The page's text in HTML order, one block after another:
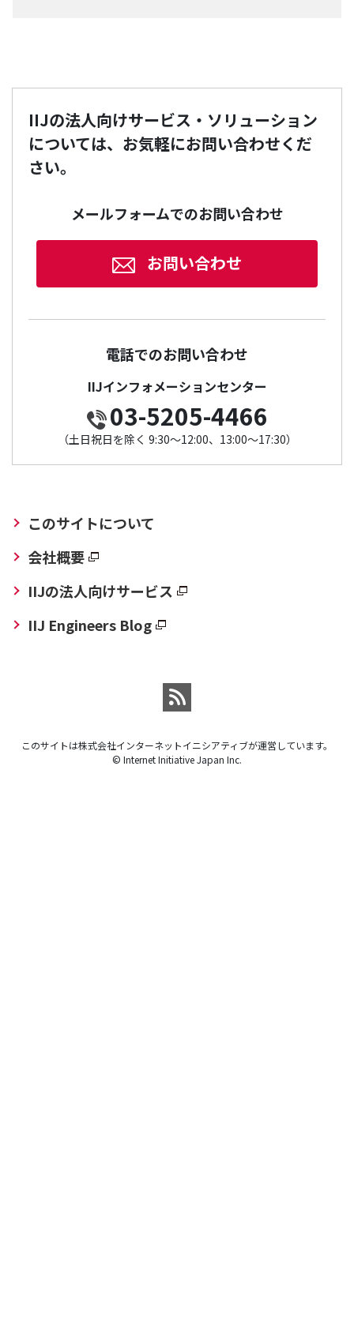
IIJの法人向けサービス・ソリューション
については、お気軽にお問い合わせくだ
さい。
メールフォームでのお問い合わせ
お問い合わせ
電話でのお問い合わせ
IIJインフォメーションセンター
03-5205-4466
（土日祝日を除く 9:30～12:00、13:00～17:30）
このサイトについて
会社概要
IIJの法人向けサービス
IIJ Engineers Blog
このサイトは株式会社インターネットイニシアティブが運営しています。
© Internet Initiative Japan Inc.